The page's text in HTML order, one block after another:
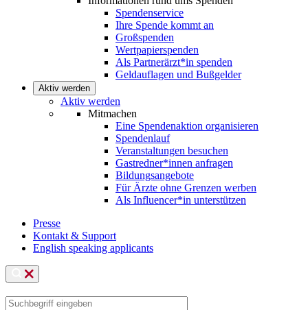
Spendenservice
Ihre Spende kommt an
Großspenden
Wertpapierspenden
Als Partnerärzt*in spenden
Geldauflagen und Bußgelder
Aktiv werden
Aktiv werden
Mitmachen
Eine Spendenaktion organisieren
Spendenlauf
Veranstaltungen besuchen
Gastredner*innen anfragen
Bildungsangebote
Für Ärzte ohne Grenzen werben
Als Influencer*in unterstützen
Presse
Kontakt & Support
English speaking applicants